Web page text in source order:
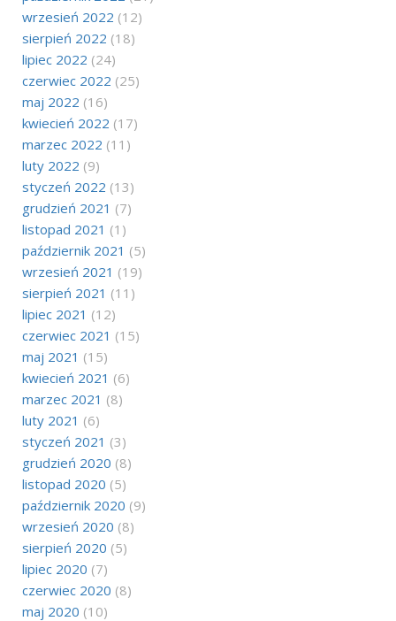
wrzesień 2022 (12)
sierpień 2022 (18)
lipiec 2022 (24)
czerwiec 2022 (25)
maj 2022 (16)
kwiecień 2022 (17)
marzec 2022 (11)
luty 2022 (9)
styczeń 2022 (13)
grudzień 2021 (7)
listopad 2021 (1)
październik 2021 (5)
wrzesień 2021 (19)
sierpień 2021 (11)
lipiec 2021 (12)
czerwiec 2021 (15)
maj 2021 (15)
kwiecień 2021 (6)
marzec 2021 (8)
luty 2021 (6)
styczeń 2021 (3)
grudzień 2020 (8)
listopad 2020 (5)
październik 2020 (9)
wrzesień 2020 (8)
sierpień 2020 (5)
lipiec 2020 (7)
czerwiec 2020 (8)
maj 2020 (10)